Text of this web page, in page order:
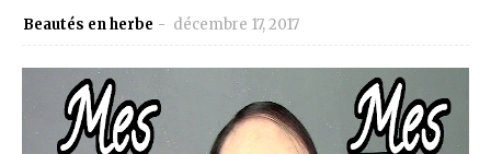
Beautés en herbe décembre 17, 2017